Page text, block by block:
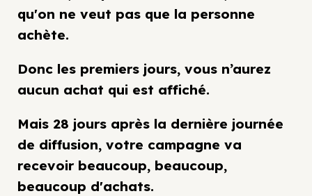
qu'on ne veut pas que la personne
achète.
Donc les premiers jours, vous n’aurez
aucun achat qui est affiché.
Mais 28 jours après la dernière journée
de diffusion, votre campagne va
recevoir beaucoup, beaucoup,
beaucoup d'achats.